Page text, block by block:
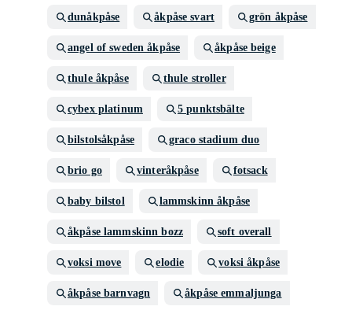
dunåkpåse åkpåse svart grön åkpåse
angel of sweden åkpåse åkpåse beige
thule åkpåse thule stroller
cybex platinum 5 punktsbälte
bilstolsåkpåse graco stadium duo
brio go vinteråkpåse fotsack
baby bilstol lammskinn åkpåse
åkpåse lammskinn bozz soft overall
voksi move elodie voksi åkpåse
åkpåse barnvagn åkpåse emmaljunga